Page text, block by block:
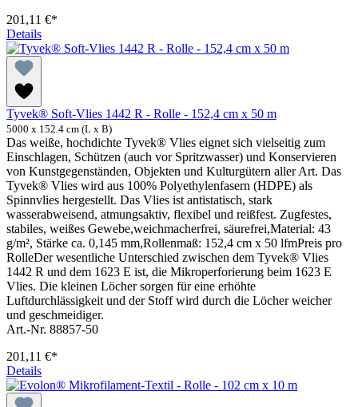
201,11 €*
Details
Tyvek® Soft-Vlies 1442 R - Rolle - 152,4 cm x 50 m
5000 x 152.4 cm (L x B)
Das weiße, hochdichte Tyvek® Vlies eignet sich vielseitig zum
Einschlagen, Schützen (auch vor Spritzwasser) und Konservieren
von Kunstgegenständen, Objekten und Kulturgütern aller Art. Das
Tyvek® Vlies wird aus 100% Polyethylenfasern (HDPE) als
Spinnvlies hergestellt. Das Vlies ist antistatisch, stark
wasserabweisend, atmungsaktiv, flexibel und reißfest. Zugfestes,
stabiles, weißes Gewebe,weichmacherfrei, säurefrei,Material: 43
g/m², Stärke ca. 0,145 mm,Rollenmaß: 152,4 cm x 50 lfmPreis pro
RolleDer wesentliche Unterschied zwischen dem Tyvek® Vlies
1442 R und dem 1623 E ist, die Mikroperforierung beim 1623 E
Vlies. Die kleinen Löcher sorgen für eine erhöhte
Luftdurchlässigkeit und der Stoff wird durch die Löcher weicher
und geschmeidiger.
Art.-Nr. 88857-50
201,11 €*
Details